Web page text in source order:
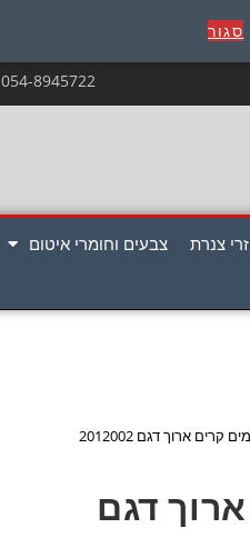
סגור
054-8945722
צנרת
צבעים וחומרי איטום
ארוך דגם 2012002
דגם